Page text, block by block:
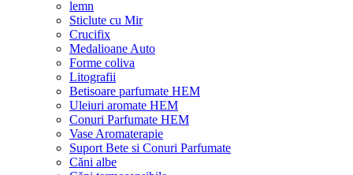
lemn
Sticlute cu Mir
Crucifix
Medalioane Auto
Forme coliva
Litografii
Betisoare parfumate HEM
Uleiuri aromate HEM
Conuri Parfumate HEM
Vase Aromaterapie
Suport Bete si Conuri Parfumate
Căni albe